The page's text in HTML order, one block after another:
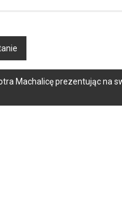
Machalicę prezentując na